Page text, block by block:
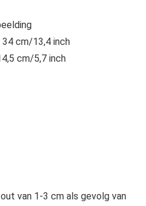
cm/13,4 inch
cm/5,7 inch
van 1-3 cm als gevolg van